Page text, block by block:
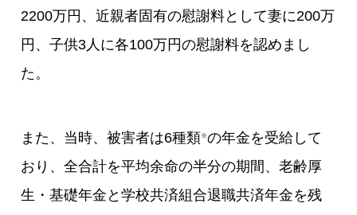
2200万円、近親者固有の慰謝料として妻に200万
円、子供3人に各100万円の慰謝料を認めまし
た。
また、当時、被害者は6種類※の年金を受給して
おり、全合計を平均余命の半分の期間、老齢厚
生・基礎年金と学校共済組合退職共済年金を残